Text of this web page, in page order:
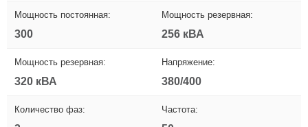
Мощность постоянная:
300
Мощность резервная:
256 кВА
Мощность резервная:
320 кВА
Напряжение:
380/400
Количество фаз: Частота: